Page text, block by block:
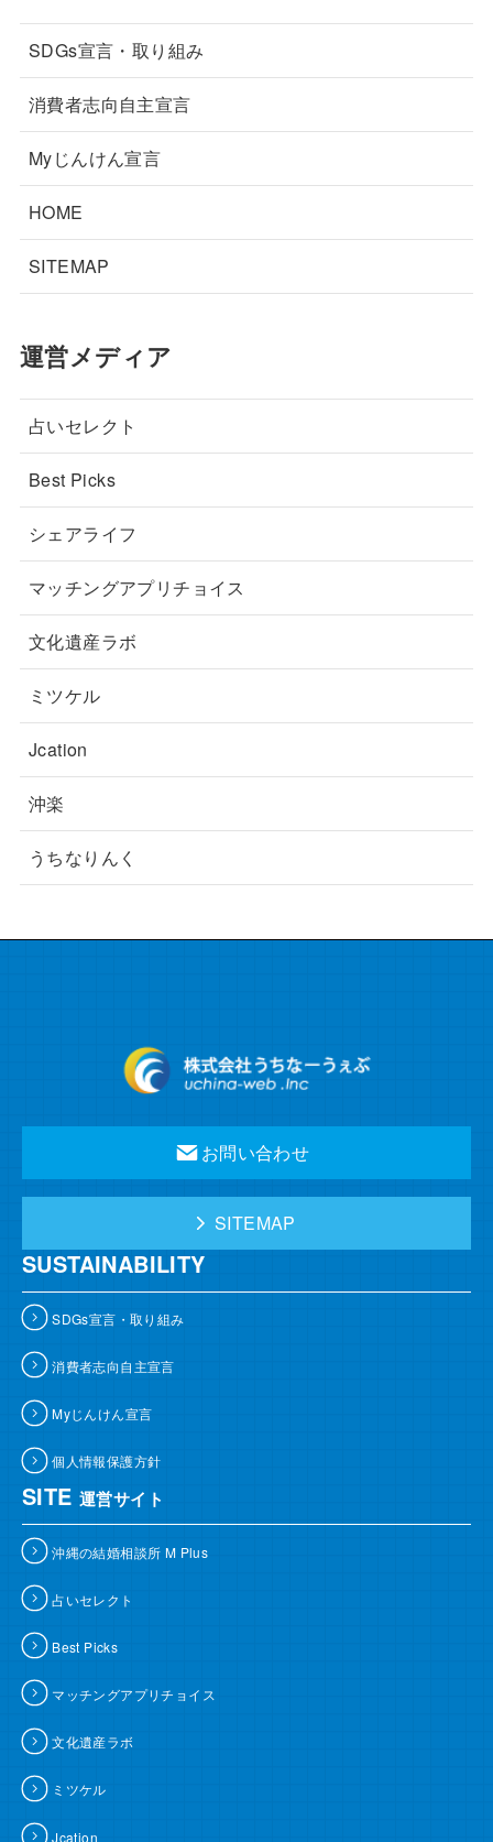
SDGs宣言・取り組み
消費者志向自主宣言
Myじんけん宣言
HOME
SITEMAP
運営メディア
占いセレクト
Best Picks
シェアライフ
マッチングアプリチョイス
文化遺産ラボ
ミツケル
Jcation
沖楽
うちなりんく
お問い合わせ
SITEMAP
SUSTAINABILITY
SDGs宣言・取り組み
消費者志向自主宣言
Myじんけん宣言
個人情報保護方針
SITE 運営サイト
沖縄の結婚相談所 M Plus
占いセレクト
Best Picks
マッチングアプリチョイス
文化遺産ラボ
ミツケル
Jcation